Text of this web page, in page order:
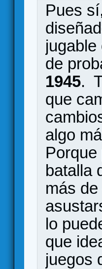
Pues
de
1945.
que
algo
batalla
más
lo
que
juegos